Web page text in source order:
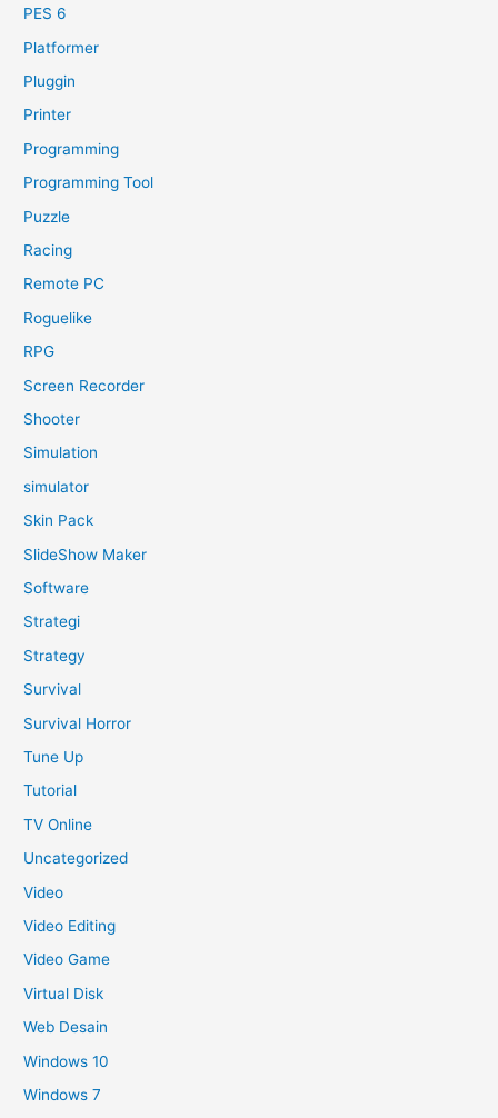
PES 6
Platformer
Pluggin
Printer
Programming
Programming Tool
Puzzle
Racing
Remote PC
Roguelike
RPG
Screen Recorder
Shooter
Simulation
simulator
Skin Pack
SlideShow Maker
Software
Strategi
Strategy
Survival
Survival Horror
Tune Up
Tutorial
TV Online
Uncategorized
Video
Video Editing
Video Game
Virtual Disk
Web Desain
Windows 10
Windows 7